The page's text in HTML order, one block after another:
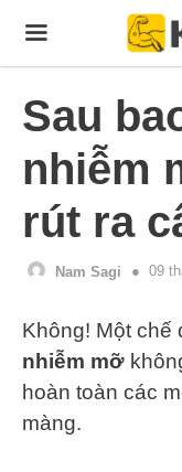
Menu
Sau
nhiễm
rút ra
Nam Sagi 09
Không! Một chế
nhiễm mỡ
hoàn toàn các
màng.